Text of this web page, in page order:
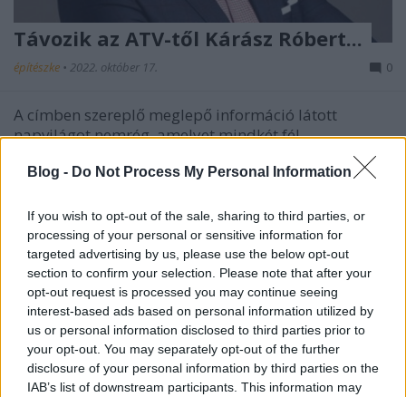
Blog - Do Not Process My Personal Information
If you wish to opt-out of the sale, sharing to third parties, or
processing of your personal or sensitive information for
targeted advertising by us, please use the below opt-out
section to confirm your selection. Please note that after your
opt-out request is processed you may continue seeing
interest-based ads based on personal information utilized by
us or personal information disclosed to third parties prior to
your opt-out. You may separately opt-out of the further
disclosure of your personal information by third parties on the
IAB’s list of downstream participants. This information may
Távozik az ATV-től Kárász Róbert...
építészke • 2022. október 17. 0
A címben szereplő meglepő információ látott
napvilágot nemrég, amelyet mindkét fél
megerősített. A kereskedelmi csatorna közleménye
szerint, az ismert műsorvezető náluk végzett
nehezebben fértek meg egymás mellett, amelynek az
lett a következménye,…